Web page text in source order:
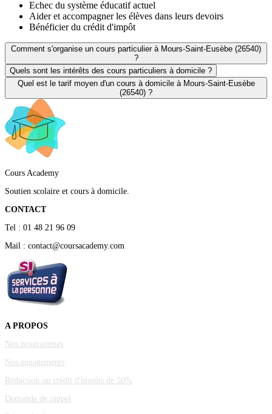
Echec du système éducatif actuel
Aider et accompagner les élèves dans leurs devoirs
Bénéficier du crédit d'impôt
Comment s'organise un cours particulier à Mours-Saint-Eusèbe (26540)
?
Quels sont les intérêts des cours particuliers à domicile ?
Quel est le tarif moyen d'un cours à domicile à Mours-Saint-Eusèbe
(26540) ?
Cours Academy
Soutien scolaire et cours à domicile.
CONTACT
Tel : 01 48 21 96 09
Mail : contact@coursacademy.com
A PROPOS
Nos programmes
Nos engagements
Réduction ou crédit d'impôts de 50%
Demande de rappel